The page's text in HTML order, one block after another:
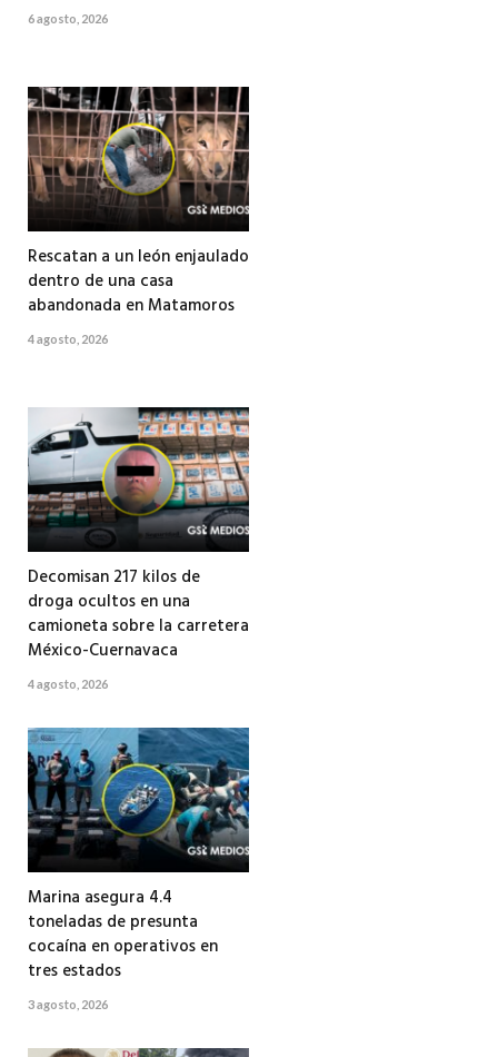
6 agosto, 2026
Rescatan a un león enjaulado
dentro de una casa
abandonada en Matamoros
4 agosto, 2026
Decomisan 217 kilos de
droga ocultos en una
camioneta sobre la carretera
México-Cuernavaca
4 agosto, 2026
Marina asegura 4.4
toneladas de presunta
cocaína en operativos en
tres estados
3 agosto, 2026